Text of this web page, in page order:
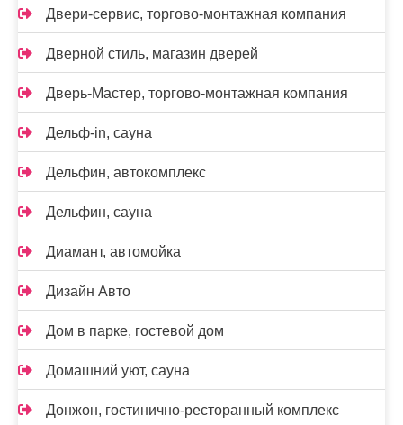
Двери-сервис, торгово-монтажная компания
Дверной стиль, магазин дверей
Дверь-Мастер, торгово-монтажная компания
Дельф-in, сауна
Дельфин, автокомплекс
Дельфин, сауна
Диамант, автомойка
Дизайн Авто
Дом в парке, гостевой дом
Домашний уют, сауна
Донжон, гостинично-ресторанный комплекс